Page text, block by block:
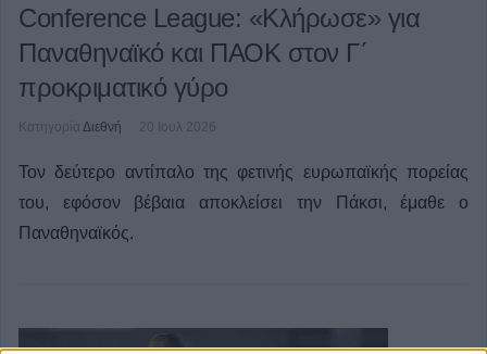
Conference League: «Κλήρωσε» για
Παναθηναϊκό και ΠΑΟΚ στον Γ΄
προκριματικό γύρο
Κατηγορία Διεθνή 20 Ιουλ 2026
Τον δεύτερο αντίπαλο της φετινής ευρωπαϊκής πορείας
του, εφόσον βέβαια αποκλείσει την Πάκσι, έμαθε ο
Παναθηναϊκός.